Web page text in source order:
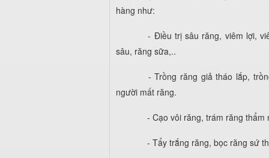
hàng như:
- Điều trị sâu răng, viêm lợi,
sâu, răng sữa,..
- Trồng răng giả tháo lắp,
người mất răng.
- Cạo vôi răng, trám răng
- Tẩy trắng răng, bọc răng sứ